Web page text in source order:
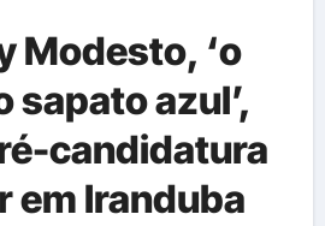
Modesto, ‘o
sapato azul’,
candidatura
em Iranduba